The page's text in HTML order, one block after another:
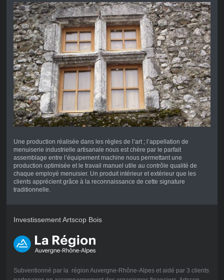
Une production réalisée dans les règles de l’art ; l’appellation de
menuiserie industrielle artisanale nous est chère par le parfait
assemblage entre l’équipement machine nous permettant une
production optimisée et le travail manuel utile au contrôle qualité de
chaque employé menuisier. Un produit intérieur et extérieur que les
clients apprécient grâce à la reconnaissance de cette signature
traditionnelle.
Investissement Artscop Bois
Subventionné par la région Auvergne-Rhône-Alpes et aidé par 3 clients